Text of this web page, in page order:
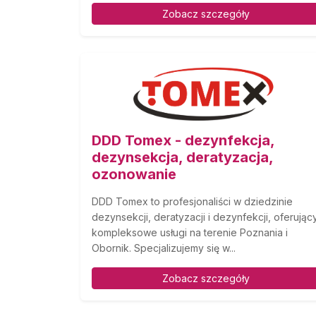
Zobacz szczegóły
DDD Tomex - dezynfekcja,
dezynsekcja, deratyzacja,
ozonowanie
DDD Tomex to profesjonaliści w dziedzinie
dezynsekcji, deratyzacji i dezynfekcji,
kompleksowe usługi na terenie Poznania i
Obornik. Specjalizujemy się w...
Zobacz szczegóły